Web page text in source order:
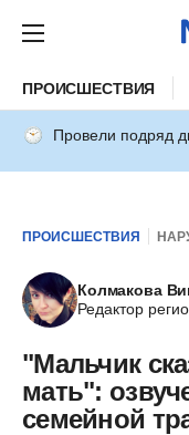
ПРОИСШЕСТВИЯ
Провели подряд
ПРОИСШЕСТВИЯ
Колмакова
Редактор
"Мальчик
мать":
семейной